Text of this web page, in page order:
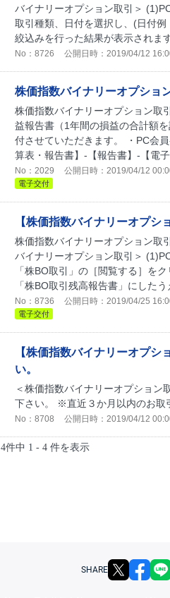
バイナリーオプション取引＞
取引種類、日付を選択し、(日付
絞込みを行った結果が表示されま
No：8726 公開日時：2019/04/12
株価指数バイナリーオプショ
株価指数バイナリーオプション取
益報告書（1年間の損益の合計額
付させていただきます。 ・PC会
算表・報告書】-【報告書】-【電
No：2029 公開日時：2019/04/12
電子交付
【株価指数バイナリーオプシ
株価指数バイナリーオプション取
バイナリーオプション取引＞
「株BO取引」の［閲覧する］を
「株BO取引残高報告書」にした
No：8736 公開日時：2019/04/25
電子交付
【株価指数バイナリーオプ
い。
＜株価指数バイナリーオプション
下さい。 ※直近３か月以内のお取
No：8708 公開日時：2019/04/12
4件中 1 - 4 件を表示
SHARE X